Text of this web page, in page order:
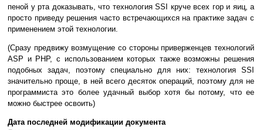
пеной у рта доказывать, что технология SSI круче всех гор и яиц, а
просто приведу решения часто встречающихся на практике задач с
применением этой технологии.
(Сразу предвижу возмущение со стороны приверженцев технологий
ASP и PHP, с использованием которых также возможны решения
подобных задач, поэтому специально для них: технология SSI
значительно проще, в ней всего десяток операций, поэтому для не
программиста это более удачный выбор хотя бы потому, что ее
можно быстрее освоить)
Дата последней модификации документа